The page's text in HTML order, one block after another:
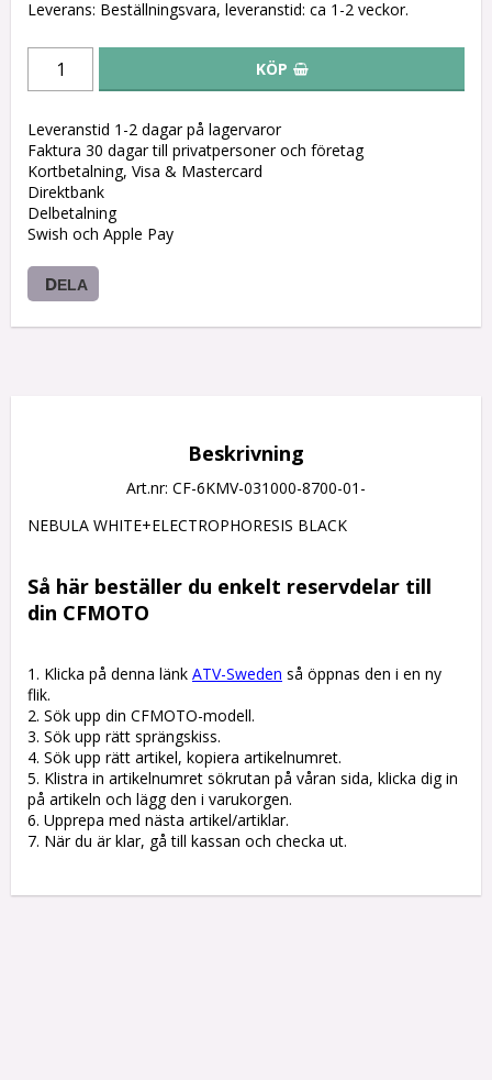
Leverans: Beställningsvara, leveranstid: ca 1-2 veckor.
KÖP
Leveranstid 1-2 dagar på lagervaror
Faktura 30 dagar till privatpersoner och företag
Kortbetalning, Visa & Mastercard
Direktbank
Delbetalning
Swish och Apple Pay
DELA
Beskrivning
Art.nr: CF-6KMV-031000-8700-01-
NEBULA WHITE+ELECTROPHORESIS BLACK
Så här beställer du enkelt reservdelar till
din CFMOTO
1. Klicka på denna länk ATV-Sweden så öppnas den i en ny
flik.
2. Sök upp din CFMOTO-modell.
3. Sök upp rätt sprängskiss.
4. Sök upp rätt artikel, kopiera artikelnumret.
5. Klistra in artikelnumret sökrutan på våran sida, klicka dig in
på artikeln och lägg den i varukorgen.
6. Upprepa med nästa artikel/artiklar.
7. När du är klar, gå till kassan och checka ut.